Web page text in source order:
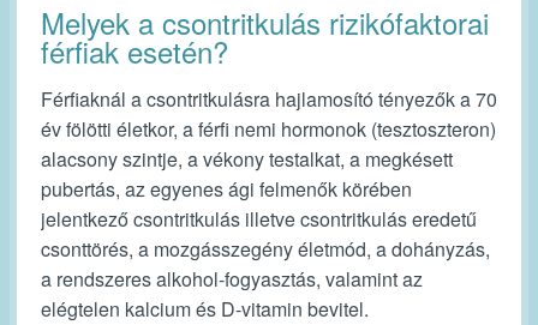
Melyek a csontritkulás rizikófaktorai
férfiak esetén?
Férfiaknál a csontritkulásra hajlamosító tényezők a 70
év fölötti életkor, a férfi nemi hormonok (tesztoszteron)
alacsony szintje, a vékony testalkat, a megkésett
pubertás, az egyenes ági felmenők körében
jelentkező csontritkulás illetve csontritkulás eredetű
csonttörés, a mozgásszegény életmód, a dohányzás,
a rendszeres alkohol-fogyasztás, valamint az
elégtelen kalcium és D-vitamin bevitel.